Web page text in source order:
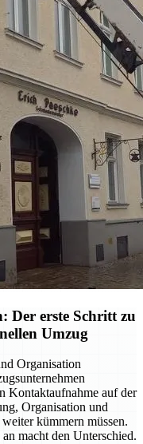
Der erste Schritt zu
Umzug
Organisation
Kontaktaufnahme auf der
Organisation und
kümmern müssen.
macht den Unterschied.